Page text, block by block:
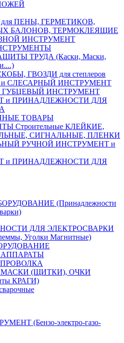
ПЕНЫ, ГЕРМЕТИКОВ,
БАЛОНОВ, ТЕРМОКЛЕЯЩИЕ
ИНСТРУМЕНТ
ТРУДА (Каски, Маски,
ГВОЗДИ для степлеров
СЛЕСАРНЫЙ ИНСТРУМЕНТ
ИНСТРУМЕНТ
и ПРИНАДЛЕЖНОСТИ ДЛЯ
ТОВАРЫ
Строительные КЛЕЙКИЕ,
СИГНАЛЬНЫЕ, ПЛЕНКИ
РУЧНОЙ ИНСТРУМЕНТ и
и ПРИНАДЛЕЖНОСТИ ДЛЯ
(Принадлежности
ДЛЯ ЭЛЕКТРОСВАРКИ
Уголки Магнитные)
(ЩИТКИ), ОЧКИ
КРАГИ)
(Бензо-электро-газо-